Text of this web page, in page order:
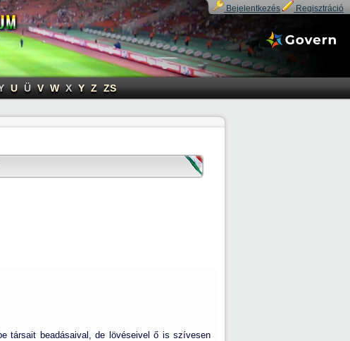
Bejelentkezés Regisztráció
U Ü V W X Y Z ZS
társait beadásaival, de lövéseivel ő is szívesen